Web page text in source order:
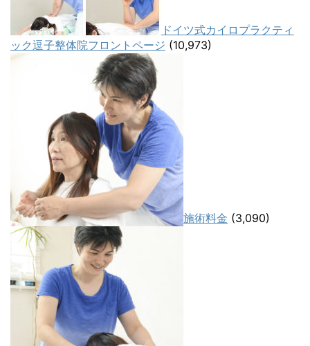
ドイツ式カイロプラクティ
ック逗子整体院フロントページ (10,973)
施術料金 (3,090)